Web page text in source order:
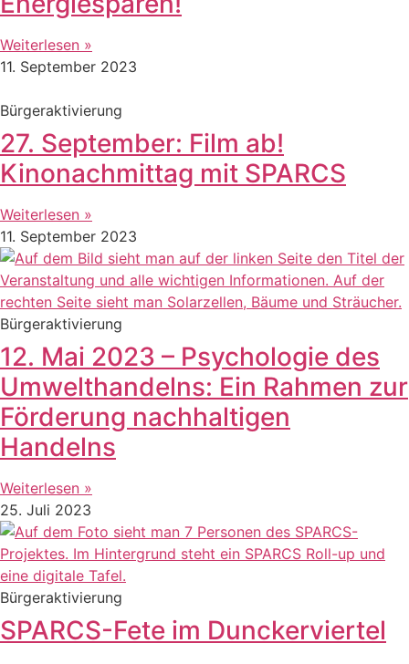
Weiterlesen »
11. September 2023
Bürgeraktivierung
27. September: Film ab!
Kinonachmittag mit SPARCS
Weiterlesen »
11. September 2023
Bürgeraktivierung
12. Mai 2023 – Psychologie des
Umwelthandelns: Ein Rahmen zur
Förderung nachhaltigen
Handelns
Weiterlesen »
25. Juli 2023
Bürgeraktivierung
SPARCS-Fete im Dunckerviertel